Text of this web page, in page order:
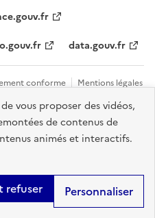
vous proposer des vidéos,
de contenus de
animés et interactifs.
refuser Personnaliser
data.gouv.fr
conforme
Mentions légales
Tous les contacts et sites utiles